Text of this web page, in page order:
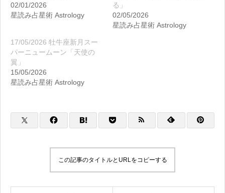
02/01/2026
星読み占星術 Astrology
る」
02/05/2026
星読み占星術 Astrology
17/05/2026 牡牛座新月スー
パーニュームーン「天使の
翼」
15/05/2026
星読み占星術 Astrology
この記事のタイトルとURLをコピーする